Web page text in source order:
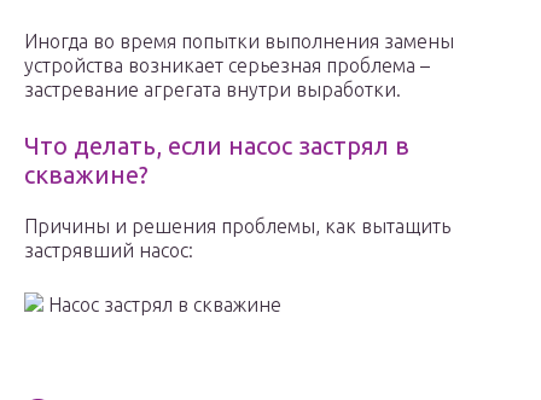
Иногда во время попытки выполнения замены
устройства возникает серьезная проблема –
застревание агрегата внутри выработки.
Что делать, если насос застрял в
скважине?
Причины и решения проблемы, как вытащить
застрявший насос:
Насос застрял в скважине